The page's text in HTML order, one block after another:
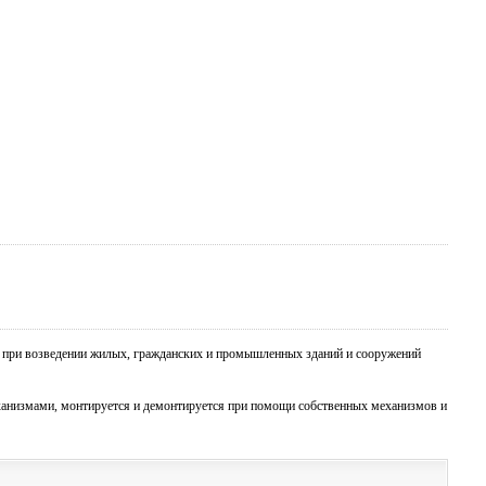
возведении жилых, гражданских и промышленных зданий и сооружений
монтируется и демонтируется при помощи собственных механизмов и